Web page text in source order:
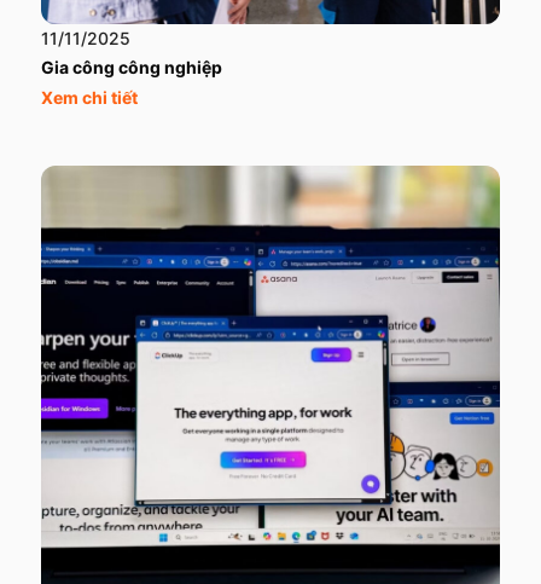
11/11/2025
Gia công công nghiệp
Xem chi tiết